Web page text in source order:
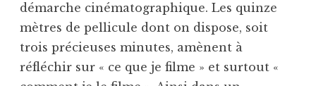
démarche cinématographique. Les quinze
mètres de pellicule dont on dispose, soit
trois précieuses minutes, amènent à
réfléchir sur « ce que je filme » et surtout «